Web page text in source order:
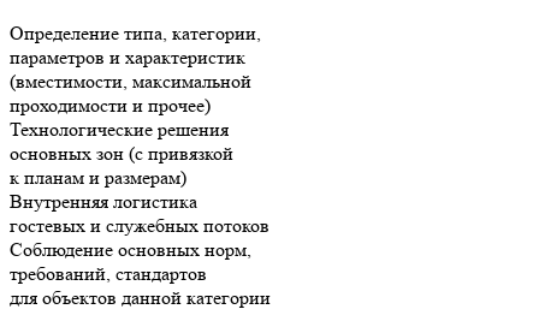
Определение типа, категории,
параметров и характеристик
(вместимости, максимальной
проходимости и прочее)
Технологические решения
основных зон (с привязкой
к планам и размерам)
Внутренняя логистика
гостевых и служебных потоков
Соблюдение основных норм,
требований, стандартов
для объектов данной категории